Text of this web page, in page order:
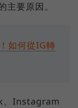
要原因。
如何從IG轉
、Instagram